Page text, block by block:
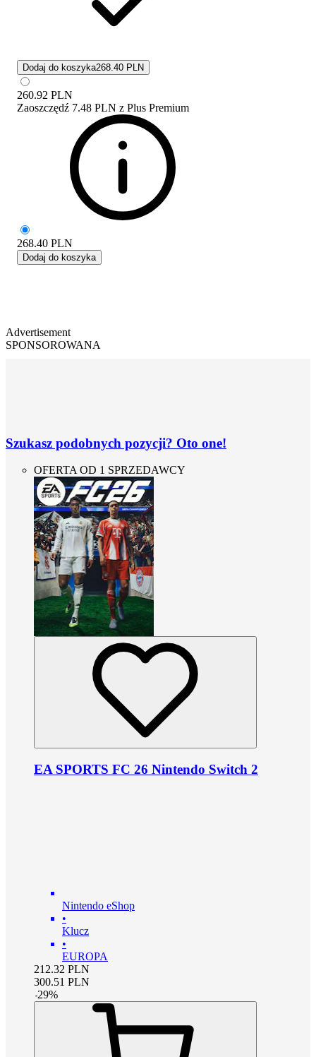
Dodaj do koszyka268.40 PLN
260.92 PLN
Zaoszczędź 7.48 PLN z Plus Premium
268.40 PLN
Dodaj do koszyka
Advertisement
SPONSOROWANA
Szukasz podobnych pozycji? Oto one!
OFERTA OD 1 SPRZEDAWCY
EA SPORTS FC 26 Nintendo Switch 2
Nintendo eShop
•
Klucz
•
EUROPA
212.32 PLN
300.51 PLN
-29%